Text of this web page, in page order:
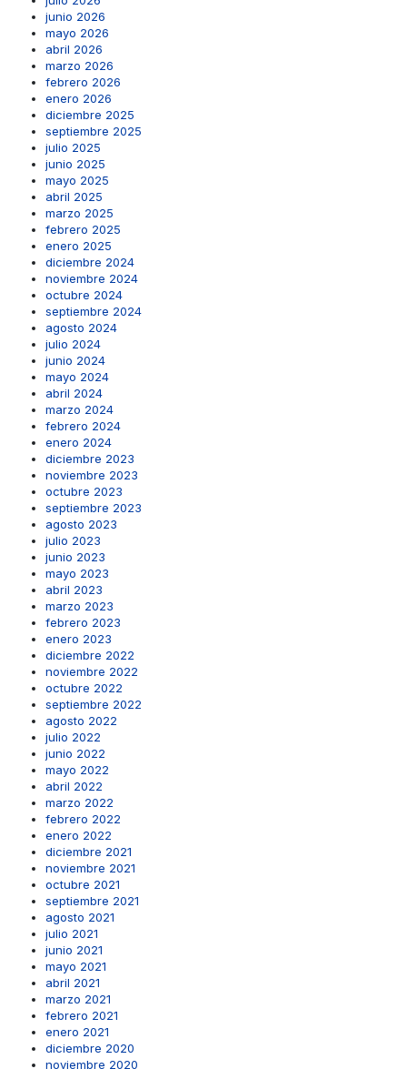
junio 2026
mayo 2026
abril 2026
marzo 2026
febrero 2026
enero 2026
diciembre 2025
septiembre 2025
julio 2025
junio 2025
mayo 2025
abril 2025
marzo 2025
febrero 2025
enero 2025
diciembre 2024
noviembre 2024
octubre 2024
septiembre 2024
agosto 2024
julio 2024
junio 2024
mayo 2024
abril 2024
marzo 2024
febrero 2024
enero 2024
diciembre 2023
noviembre 2023
octubre 2023
septiembre 2023
agosto 2023
julio 2023
junio 2023
mayo 2023
abril 2023
marzo 2023
febrero 2023
enero 2023
diciembre 2022
noviembre 2022
octubre 2022
septiembre 2022
agosto 2022
julio 2022
junio 2022
mayo 2022
abril 2022
marzo 2022
febrero 2022
enero 2022
diciembre 2021
noviembre 2021
octubre 2021
septiembre 2021
agosto 2021
julio 2021
junio 2021
mayo 2021
abril 2021
marzo 2021
febrero 2021
enero 2021
diciembre 2020
noviembre 2020